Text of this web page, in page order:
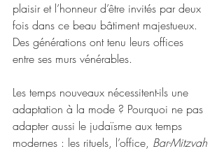
plaisir et l’honneur d’être invités par deux
fois dans ce beau bâtiment majestueux.
Des générations ont tenu leurs offices
entre ses murs vénérables.
Les temps nouveaux nécessitent-ils une
adaptation à la mode ? Pourquoi ne pas
adapter aussi le judaïsme aux temps
modernes : les rituels, l’office, Bar-Mitzvah